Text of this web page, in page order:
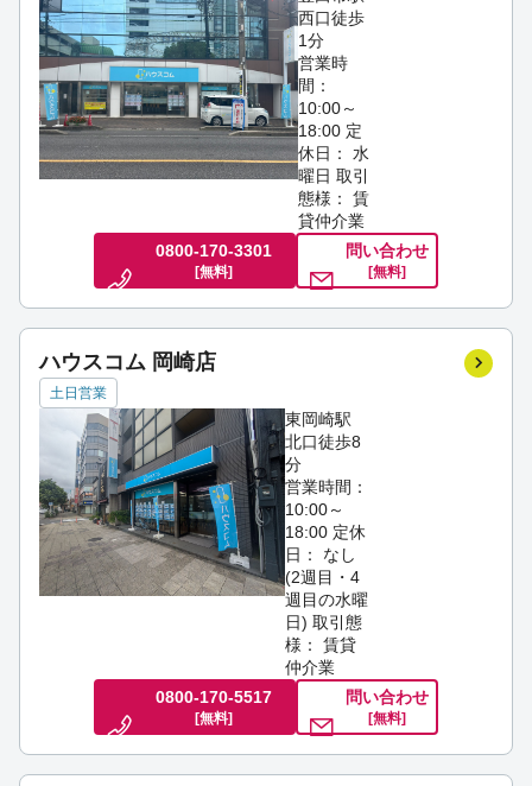
西口徒歩
1分
営業時
間：
10:00～
18:00 定
休日： 水
曜日 取引
態様： 賃
貸仲介業
0800-170-3301
[無料]
問い合わせ
[無料]
ハウスコム 岡崎店
土日営業
東岡崎駅
北口徒歩8
分
営業時間：
10:00～
18:00 定休
日： なし
(2週目・4
週目の水曜
日)取引態
様： 賃貸
仲介業
0800-170-5517
[無料]
問い合わせ
[無料]